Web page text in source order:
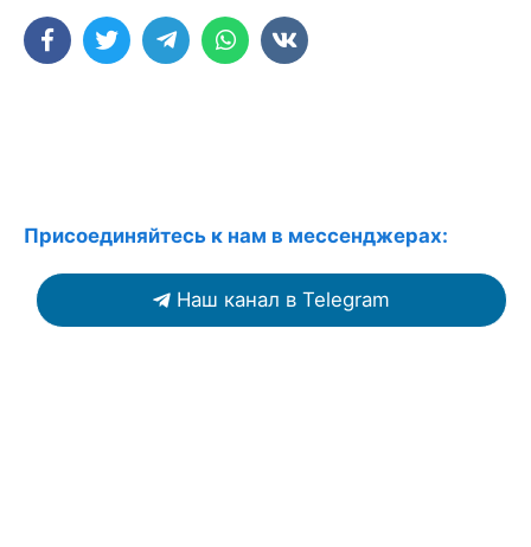
Присоединяйтесь к нам в мессенджерах:
Наш канал в Telegram